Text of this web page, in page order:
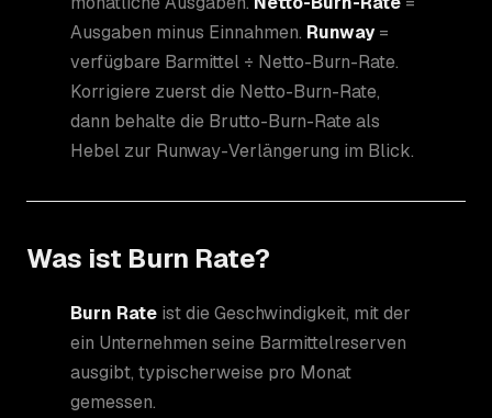
Ausgaben minus Einnahmen. Runway=
verfügbare Barmittel ÷ Netto-Burn-Rate.
Korrigiere zuerst die Netto-Burn-Rate,
dann behalte die Brutto-Burn-Rate als
Hebel zur Runway-Verlängerung im Blick.
Was ist Burn Rate?
Burn Rate ist die Geschwindigkeit, mit der
ein Unternehmen seine Barmittelreserven
ausgibt, typischerweise pro Monat
gemessen.